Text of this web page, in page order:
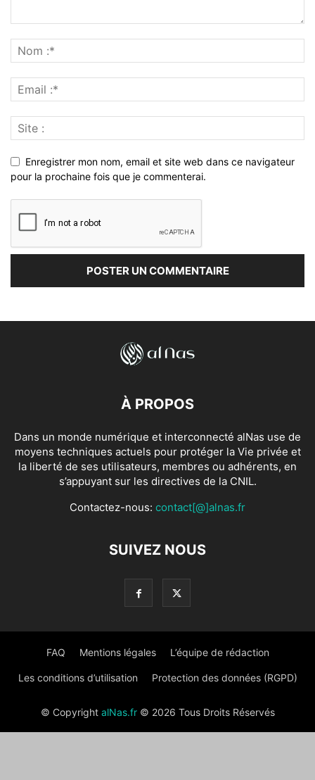
Enregistrer mon nom, email et site web dans ce navigateur
pour la prochaine fois que je commenterai.
À PROPOS
Dans un monde numérique et interconnecté alNas use de
moyens techniques actuels pour protéger la Vie privée et
la liberté de ses utilisateurs, membres ou adhérents, en
s’appuyant sur les directives de la CNIL.
Contactez-nous: contact[@]alnas.fr
SUIVEZ NOUS
FAQ Mentions légales L’équipe de rédaction
Les conditions d’utilisation Protection des données (RGPD)
© Copyright alNas.fr© 2026 Tous Droits Réservés